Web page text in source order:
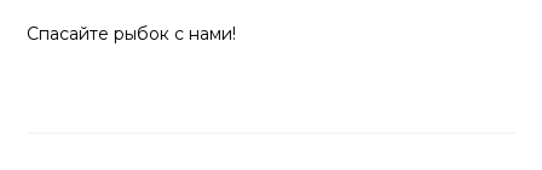
Спасайте рыбок с нами!